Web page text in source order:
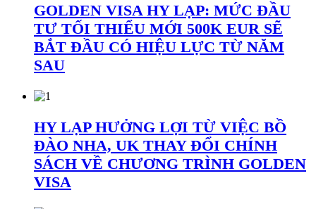
GOLDEN VISA HY LẠP: MỨC ĐẦU
TƯ TỐI THIỂU MỚI 500K EUR SẼ
BẮT ĐẦU CÓ HIỆU LỰC TỪ NĂM
SAU
HY LẠP HƯỞNG LỢI TỪ VIỆC BỒ
ĐÀO NHA, UK THAY ĐỔI CHÍNH
SÁCH VỀ CHƯƠNG TRÌNH GOLDEN
VISA